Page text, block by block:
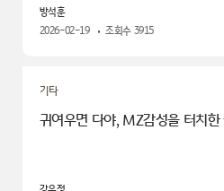
방석훈
2026-02-19
조회수 3915
기타
귀여우면 다야, MZ감성을 터치한